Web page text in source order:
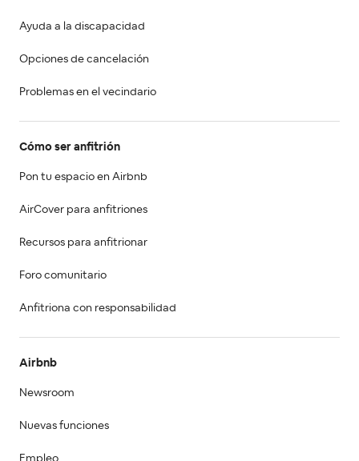
Ayuda a la discapacidad
Opciones de cancelación
Problemas en el vecindario
Cómo ser anfitrión
Pon tu espacio en Airbnb
AirCover para anfitriones
Recursos para anfitrionar
Foro comunitario
Anfitriona con responsabilidad
Airbnb
Newsroom
Nuevas funciones
Empleo